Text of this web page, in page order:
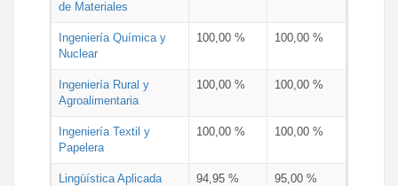
de Materiales
Ingeniería Química y
Nuclear
100,00 % 100,00 %
Ingeniería Rural y
Agroalimentaria
100,00 % 100,00 %
Ingeniería Textil y
Papelera
100,00 % 100,00 %
Lingüística Aplicada 94,95 % 95,00 %